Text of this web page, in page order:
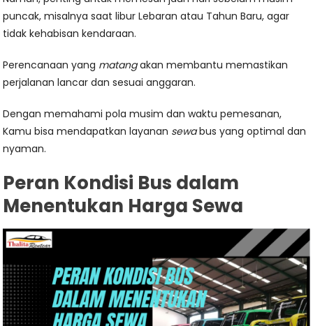
puncak, misalnya saat libur Lebaran atau Tahun Baru, agar
tidak kehabisan kendaraan.
Perencanaan yang matangakan membantu memastikan
perjalanan lancar dan sesuai anggaran.
Dengan memahami pola musim dan waktu pemesanan,
Kamu bisa mendapatkan layanan sewabus yang optimal dan
nyaman.
Peran Kondisi Bus dalam
Menentukan Harga Sewa